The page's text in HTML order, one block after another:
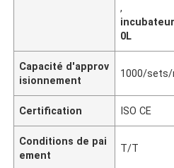
,
0L
Capacité d'approv
isionnement
1000/
Certification ISO CE
Conditions de pai
ement
T/T